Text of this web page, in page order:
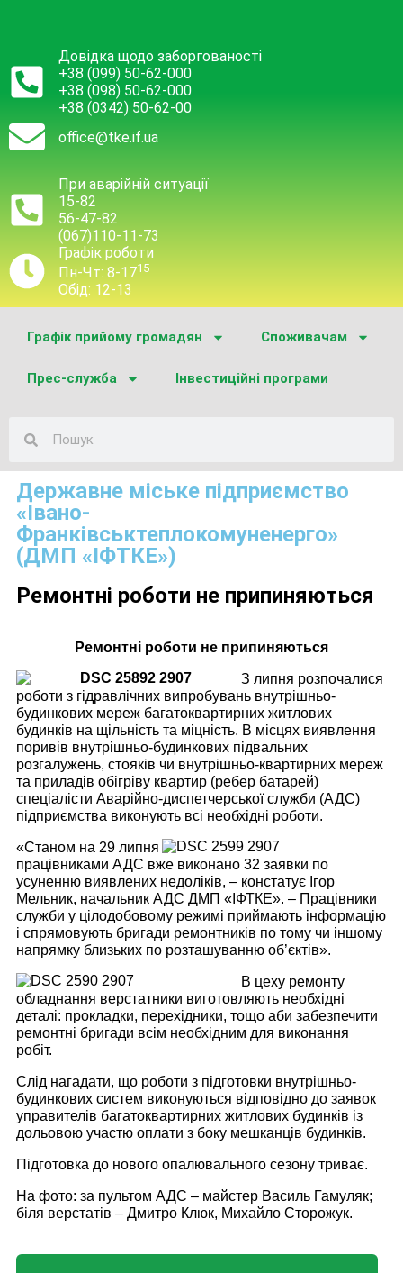
Довідка щодо заборгованості
+38 (099) 50-62-000
+38 (098) 50-62-000
+38 (0342) 50-62-00
office@tke.if.ua
При аварійній ситуації
15-82
56-47-82
(067)110-11-73
Графік роботи
Пн-Чт: 8-1715
Обід: 12-13
Графік прийому громадян Споживачам
Прес-служба Інвестиційні програми
Державне міське підприємство
«Івано-
Франківськтеплокомуненерго»
(ДМП «ІФТКЕ»)
Ремонтні роботи не припиняються
Ремонтні роботи не припиняються
З липня розпочалися
роботи з гідравлічних випробувань внутрішньо-
будинкових мереж багатоквартирних житлових
будинків на щільність та міцність. В місцях виявлення
поривів внутрішньо-будинкових підвальних
розгалужень, стояків чи внутрішньо-квартирних мереж
та приладів обігріву квартир (ребер батарей)
спеціалісти Аварійно-диспетчерської служби (АДС)
підприємства виконують всі необхідні роботи.
«Станом на 29 липня
працівниками АДС вже виконано 32 заявки по
усуненню виявлених недоліків, – констатує Ігор
Мельник, начальник АДС ДМП «ІФТКЕ». – Працівники
служби у цілодобовому режимі приймають інформацію
і спрямовують бригади ремонтників по тому чи іншому
напрямку близьких по розташуванню об’єктів».
В цеху ремонту
обладнання верстатники виготовляють необхідні
деталі: прокладки, перехідники, тощо аби забезпечити
ремонтні бригади всім необхідним для виконання
робіт.
Слід нагадати, що роботи з підготовки внутрішньо-
будинкових систем виконуються відповідно до заявок
управителів багатоквартирних житлових будинків із
дольовою участю оплати з боку мешканців будинків.
Підготовка до нового опалювального сезону триває.
На фото: за пультом АДС – майстер Василь Гамуляк;
біля верстатів – Дмитро Клюк, Михайло Сторожук.